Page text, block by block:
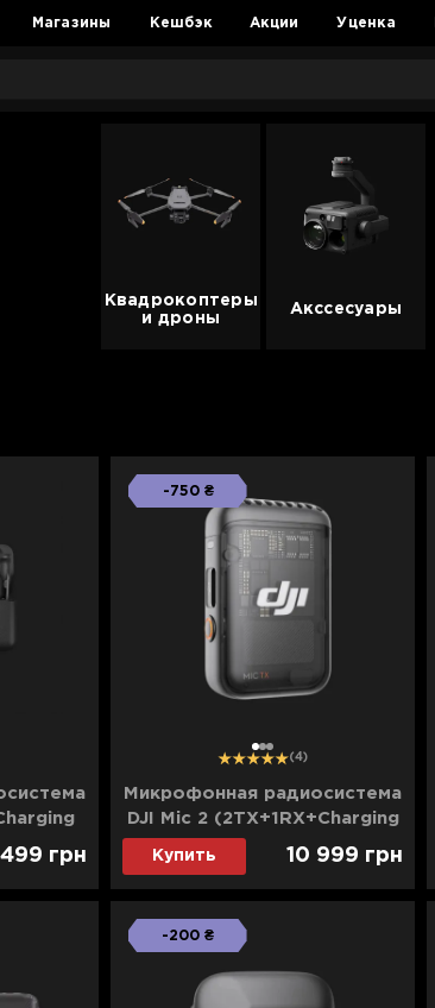
Магазины Кешбэк Акции Уценка
Квадрокоптеры
и дроны
Акссесуары
грн
12 3
-750 ₴
(4)
Микрофонная радиосистема
DJI Mic 2 (2TX+1RX+Charging
Case)
Купить 10 999 грн
-200 ₴